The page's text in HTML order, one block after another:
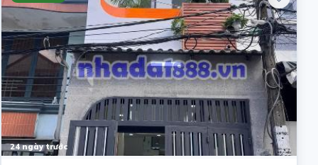
24 ngày trước